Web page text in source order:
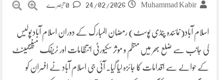
Muhammad Kabir
24/02/2026
اسلام آباد(نمائندہ پنڈی پوسٹ) رمضان المبارک کے دوران اسلام آباد پولیس
کی جانب سے ضلع بھر میں منظم و موثر سکیورٹی انتظامات اور ٹریفک مینیجمینٹ
کے حوالے سے اقدامات کا جائزہ لیا گیا۔ آئی جی اسلام آباد نے افسران کو